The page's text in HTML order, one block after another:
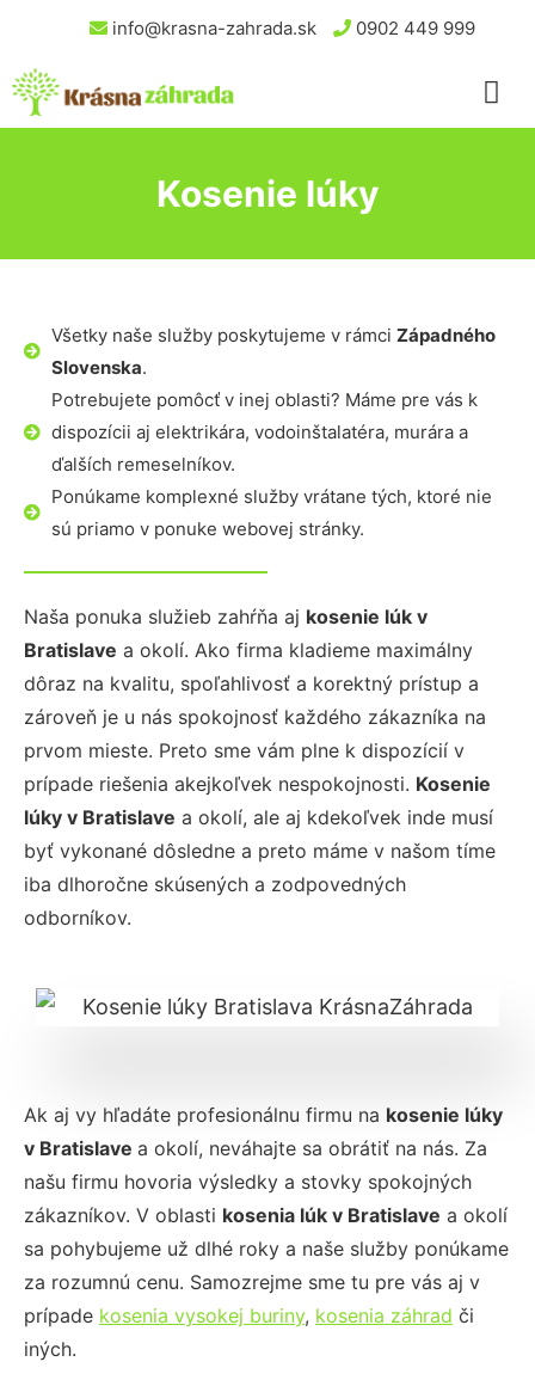
info@krasna-zahrada.sk 0902 449 999
Kosenie lúky
Všetky naše služby poskytujeme v rámci Západného
Slovenska.
Potrebujete pomôcť v inej oblasti? Máme pre vás k
dispozícii aj elektrikára, vodoinštalatéra, murára a
ďalších remeselníkov.
Ponúkame komplexné služby vrátane tých, ktoré nie
sú priamo v ponuke webovej stránky.
Naša ponuka služieb zahŕňa aj kosenie lúk v
Bratislave a okolí. Ako firma kladieme maximálny
dôraz na kvalitu, spoľahlivosť a korektný prístup a
zároveň je u nás spokojnosť každého zákazníka na
prvom mieste. Preto sme vám plne k dispozícií v
prípade riešenia akejkoľvek nespokojnosti. Kosenie
lúky v Bratislave a okolí, ale aj kdekoľvek inde musí
byť vykonané dôsledne a preto máme v našom tíme
iba dlhoročne skúsených a zodpovedných
odborníkov.
Ak aj vy hľadáte profesionálnu firmu na kosenie lúky
v Bratislave a okolí, neváhajte sa obrátiť na nás. Za
našu firmu hovoria výsledky a stovky spokojných
zákazníkov. V oblasti kosenia lúk v Bratislave a okolí
sa pohybujeme už dlhé roky a naše služby ponúkame
za rozumnú cenu. Samozrejme sme tu pre vás aj v
prípade kosenia vysokej buriny, kosenia záhrad či
iných.